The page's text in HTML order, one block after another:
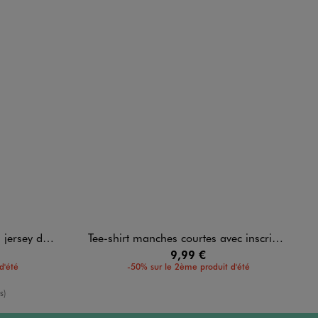
femme
Tee-shirt manches courtes avec inscription coupe oversize femme
9,99 €
-50% sur le 2ème produit d'été